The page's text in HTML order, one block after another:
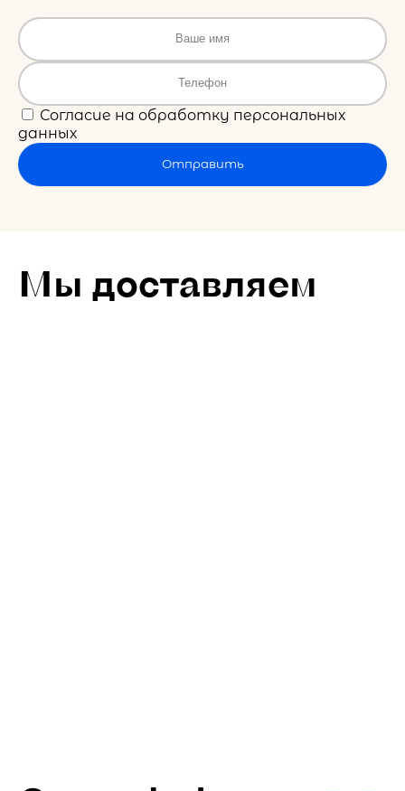
Согласие на обработку персональных
данных
Отправить
Мы доставляем